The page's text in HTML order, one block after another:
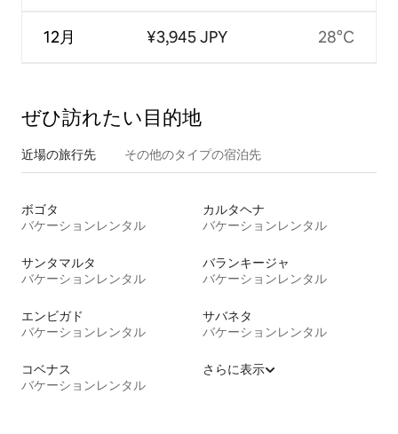
12月 ¥3,945 JPY 28°C
ぜひ訪⁠れ⁠た⁠い目⁠的⁠地
近場の旅行先 その他のタ⁠イ⁠プ⁠の宿⁠泊⁠先
ボゴタ
バケーションレンタル
カルタヘナ
バケーションレンタル
サンタマルタ
バケーションレンタル
バランキージャ
バケーションレンタル
エンビガド
バケーションレンタル
サバネタ
バケーションレンタル
コベナス
バケーションレンタル
さらに表示